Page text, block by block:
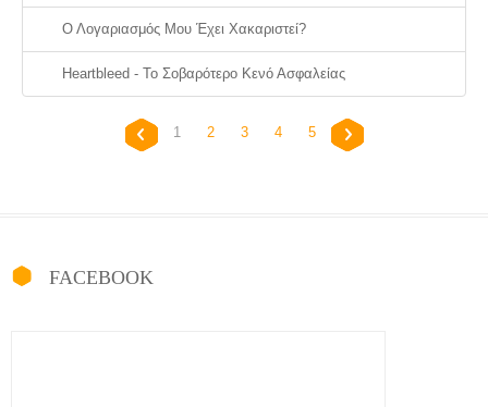
Ο Λογαριασμός Μου Έχει Χακαριστεί?
Heartbleed - Το Σοβαρότερο Κενό Ασφαλείας
1 2 3 4 5
FACEBOOK